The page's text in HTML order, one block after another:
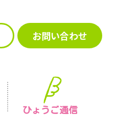
お問い合わせ
ひょうご通信